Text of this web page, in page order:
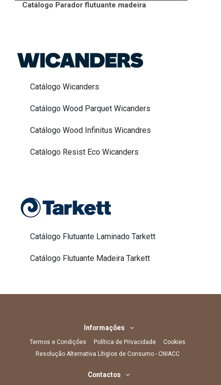
Catálogo Parador flutuante madeira
Catálogo Wicanders
Catálogo Wood Parquet Wicanders
Catálogo Wood Infinitus Wicandres
Catálogo Resist Eco Wicanders
Catálogo Flutuante Laminado Tarkett
Catálogo Flutuante Madeira Tarkett
Informações
Termos e Condições Política de Privacidade
Cookies
Resolução Alternativa Lítigios de Consumo - CNIACC
Contactos